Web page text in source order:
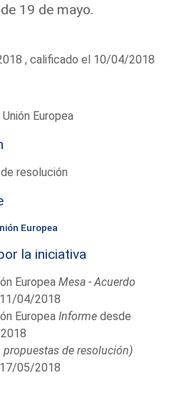
19 de mayo.
, calificado el 10/04/2018
Europea
resolución
Europea
la iniciativa
EuropeaMesa - Acuerdo
04/2018
EuropeaInforme desde
de resolución)
05/2018